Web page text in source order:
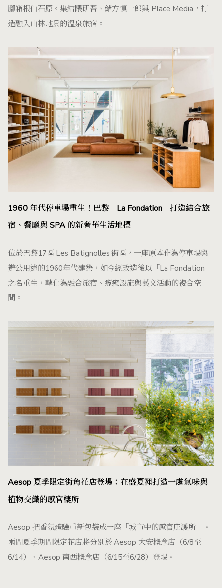
腳箱根仙石原。集結隈研吾、緒方慎一郎與 Place Media，打
造融入山林地景的溫泉旅宿。
1960 年代停車場重生！巴黎「La Fondation」打造結合旅
宿、餐廳與 SPA 的新奢華生活地標
位於巴黎17區 Les Batignolles 街區，一座原本作為停車場與
辦公用途的1960年代建築，如今經改造後以「La Fondation」
之名重生，轉化為融合旅宿、療癒設施與藝文活動的複合空
間。
Aesop 夏季限定街角花店登場：在盛夏裡打造一處氣味與
植物交織的感官棲所
Aesop 把香氛體驗重新包裝成一座「城市中的感官庇護所」。
兩間夏季期間限定花店將分別於 Aesop 大安概念店（6/8至
6/14）、Aesop 南西概念店（6/15至6/28）登場。